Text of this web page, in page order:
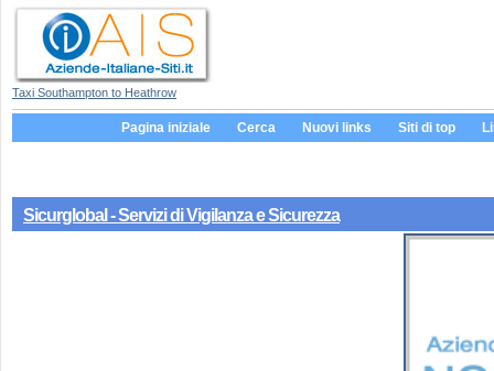
Taxi Southampton to Heathrow
Pagina iniziale Cerca Nuovi links Siti di top
Sicurglobal - Servizi di Vigilanza e Sicurezza